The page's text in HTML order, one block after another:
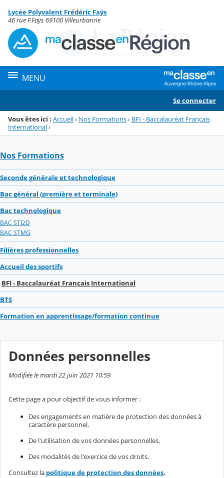
Menu de la rubrique
Contenu
Lycée Polyvalent Frédéric Faÿs
46 rue F.Faÿs 69100 Villeurbanne
MENU
Se connecter
Vous êtes ici : Accueil› Nos Formations› BFI - Baccalauréat Français
International›
Nos Formations
Seconde générale et technologique
Bac général (première et terminale)
Bac technologique
BAC STI2D
BAC STMG
Filières professionnelles
Accueil des sportifs
BFI - Baccalauréat Français International
BTS
Formation en apprentissage/formation continue
Données personnelles
Modifiée le mardi 22 juin 2021 10:59
Cette page a pour objectif de vous informer :
Des engagements en matière de protection des données à
caractère personnel,
De l'utilisation de vos données personnelles,
Des modalités de l'exercice de vos droits.
Consultez la politique de protection des données.